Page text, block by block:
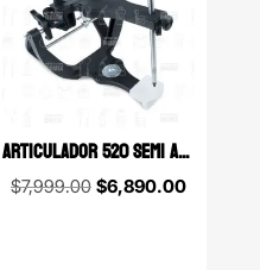
ARTICULADOR 520 SEMI AJUSTABLE CON ARCO WHIP MIX
$7,999.00 Original
$6,890.00Current